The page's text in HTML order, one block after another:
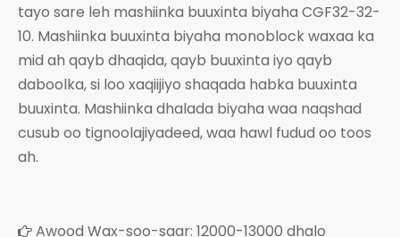
tayo sare leh mashiinka buuxinta biyaha CGF32-32-
10. Mashiinka buuxinta biyaha monoblock waxaa ka
mid ah qayb dhaqida, qayb buuxinta iyo qayb
daboolka, si loo xaqiijiyo shaqada habka buuxinta
buuxinta. Mashiinka dhalada biyaha waa naqshad
cusub oo tignoolajiyadeed, waa hawl fudud oo toos
ah.
 Awood Wax-soo-saar: 12000-13000 dhalo